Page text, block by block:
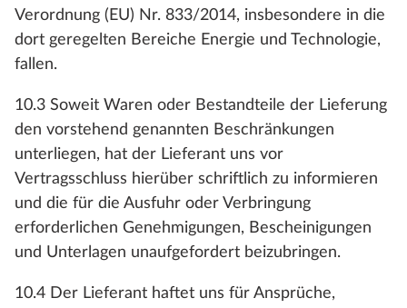
Verordnung (EU) Nr. 833/2014, insbesondere in die
dort geregelten Bereiche Energie und Technologie,
fallen.
10.3 Soweit Waren oder Bestandteile der Lieferung
den vorstehend genannten Beschränkungen
unterliegen, hat der Lieferant uns vor
Vertragsschluss hierüber schriftlich zu informieren
und die für die Ausfuhr oder Verbringung
erforderlichen Genehmigungen, Bescheinigungen
und Unterlagen unaufgefordert beizubringen.
10.4 Der Lieferant haftet uns für Ansprüche,